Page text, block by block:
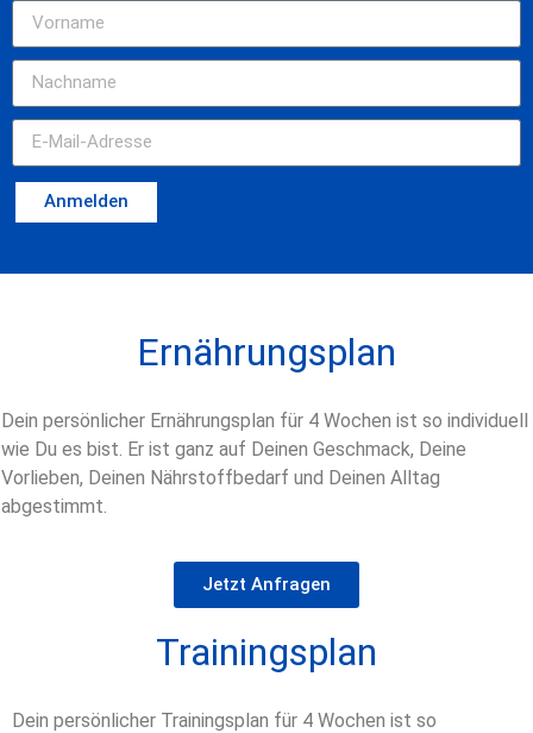
Anmelden
Ernährungsplan
Dein persönlicher Ernährungsplan für 4 Wochen ist so individuell
wie Du es bist. Er ist ganz auf Deinen Geschmack, Deine
Vorlieben, Deinen Nährstoffbedarf und Deinen Alltag
abgestimmt.
Jetzt Anfragen
Trainingsplan
Dein persönlicher Trainingsplan für 4 Wochen ist so